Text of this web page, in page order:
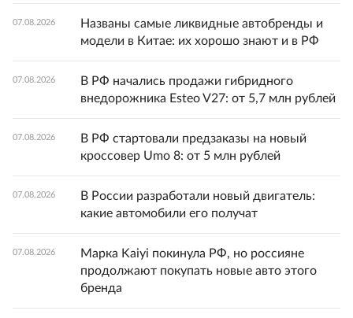
07.08.2026
Названы самые ликвидные автобренды и
модели в Китае: их хорошо знают и в РФ
07.08.2026
В РФ начались продажи гибридного
внедорожника Esteo V27: от 5,7 млн рублей
07.08.2026
В РФ стартовали предзаказы на новый
кроссовер Umo 8: от 5 млн рублей
07.08.2026
В России разработали новый двигатель:
какие автомобили его получат
07.08.2026
Марка Kaiyi покинула РФ, но россияне
продолжают покупать новые авто этого
бренда